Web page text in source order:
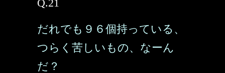
Q.21
だれでも９６個持っている、
つらく苦しいもの、なーん
だ？